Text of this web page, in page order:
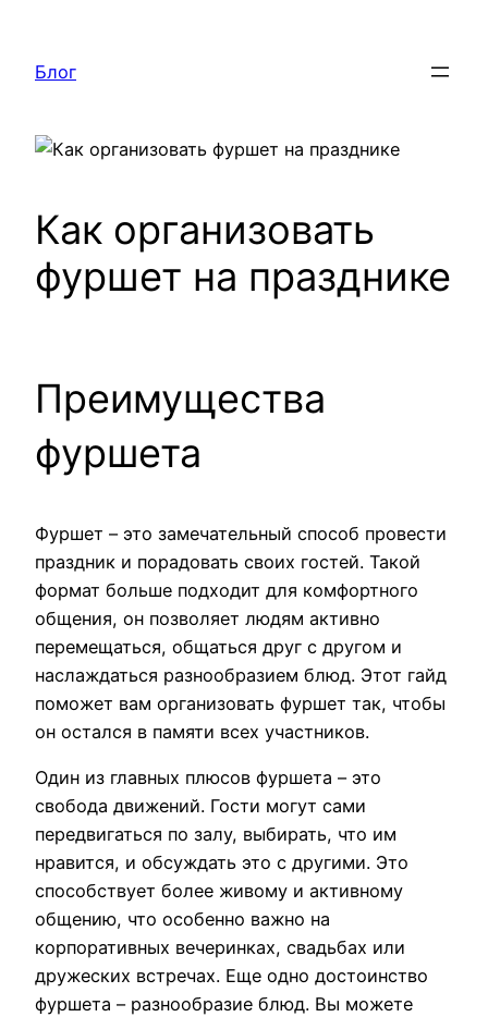
содержимому
Блог
Как организовать
фуршет на празднике
Преимущества
фуршета
Фуршет – это замечательный способ провести
праздник и порадовать своих гостей. Такой
формат больше подходит для комфортного
общения, он позволяет людям активно
перемещаться, общаться друг с другом и
наслаждаться разнообразием блюд. Этот гайд
поможет вам организовать фуршет так, чтобы
он остался в памяти всех участников.
Один из главных плюсов фуршета – это
свобода движений. Гости могут сами
передвигаться по залу, выбирать, что им
нравится, и обсуждать это с другими. Это
способствует более живому и активному
общению, что особенно важно на
корпоративных вечеринках, свадьбах или
дружеских встречах. Еще одно достоинство
фуршета – разнообразие блюд. Вы можете